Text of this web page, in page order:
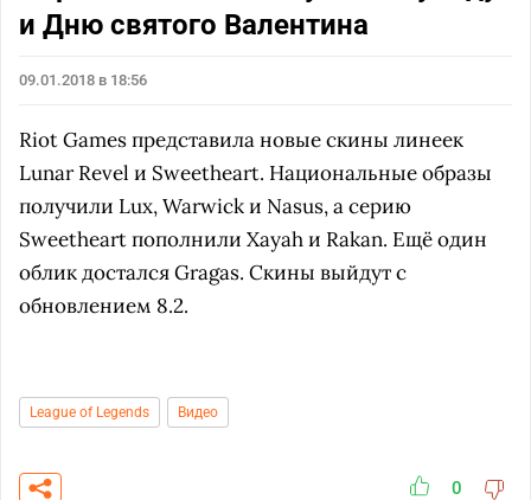
и Дню святого Валентина
09.01.2018 в 18:56
Riot Games представила новые скины линеек
Lunar Revel и Sweetheart. Национальные образы
получили Lux, Warwick и Nasus, а серию
Sweetheart пополнили Xayah и Rakan. Ещё один
облик достался Gragas. Скины выйдут с
обновлением 8.2.
League of Legends Видео
0